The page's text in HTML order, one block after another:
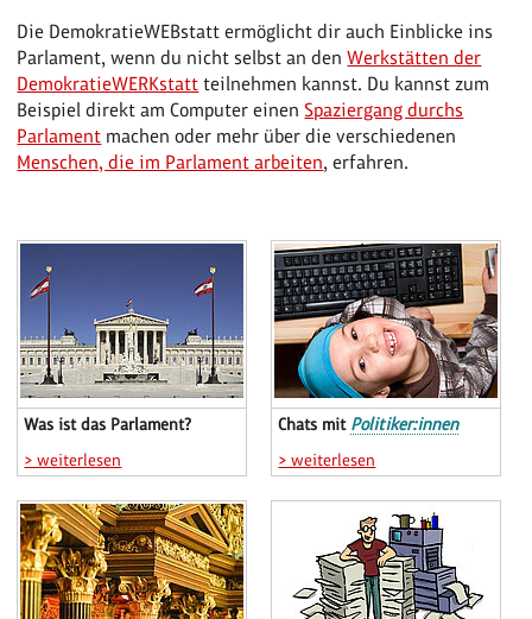
Die DemokratieWEBstatt ermöglicht dir auch Einblicke ins
Parlament, wenn du nicht selbst an denWerkstätten der
DemokratieWERKstatt teilnehmen kannst. Du kannst zum
Beispiel direkt am Computer einenSpaziergang durchs
Parlament machen oder mehr über die verschiedenen
Menschen, die im Parlament arbeiten, erfahren.
Was ist das Parlament?
> weiterlesen
Chats mit Politiker:innen
> weiterlesen